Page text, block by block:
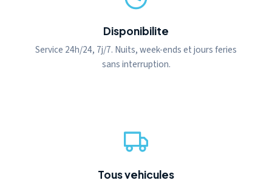
Disponibilite
Service 24h/24, 7j/7. Nuits, week-ends et jours feries
sans interruption.
Tous vehicules